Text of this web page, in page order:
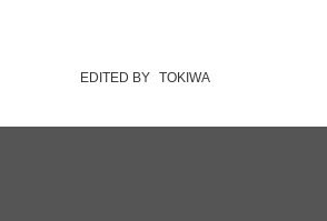
EDITED BY TOKIWA